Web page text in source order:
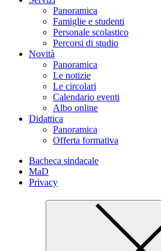
Panoramica
Famiglie e studenti
Personale scolastico
Percorsi di studio
Novità
Panoramica
Le notizie
Le circolari
Calendario eventi
Albo online
Didattica
Panoramica
Offerta formativa
Bacheca sindacale
MaD
Privacy